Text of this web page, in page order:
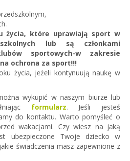
życia, które uprawiają sport w
lub są członkami
sportowych-w zakresie
ochrona za sport!!!
życia, jeżeli kontynuują naukę w
wykupić w naszym biurze lub
formularz. Jeśli jesteś
do kontaktu. Warto pomyśleć o
wakacjami. Czy wiesz na jaką
ubezpieczone Twoje dziecko w
świadczenia masz zapewnione z